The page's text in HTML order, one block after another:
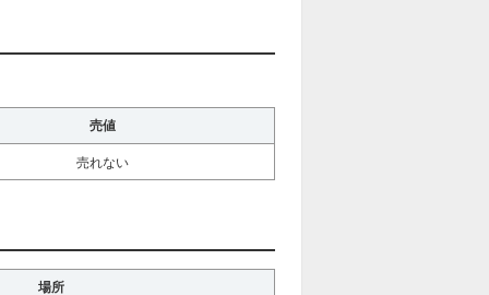
売値
売れない
場所